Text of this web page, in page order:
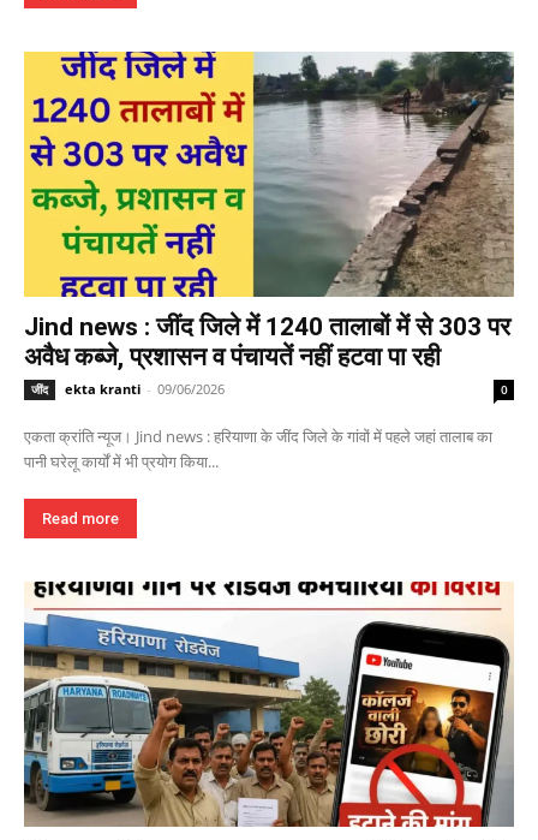
Jind news : जींद जिले में 1240 तालाबों में से 303 पर
अवैध कब्जे, प्रशासन व पंचायतें नहीं हटवा पा रही
जींद ekta kranti - 09/06/2026 0
एकता क्रांति न्यूज। Jind news : हरियाणा के जींद जिले के गांवों में पहले जहां तालाब का
पानी घरेलू कार्यों में भी प्रयोग किया...
Read more